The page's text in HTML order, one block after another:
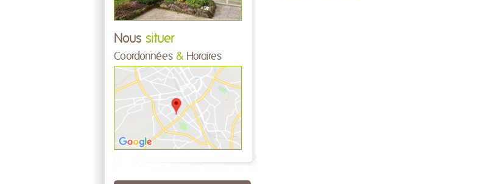
Nous situer
Coordonnées & Horaires